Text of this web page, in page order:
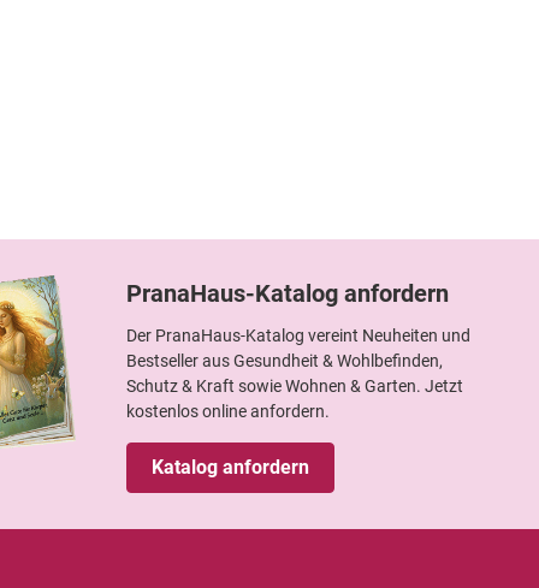
PranaHaus-Katalog anfordern
Der PranaHaus-Katalog vereint Neuheiten und
Bestseller aus Gesundheit & Wohlbefinden,
Schutz & Kraft sowie Wohnen & Garten. Jetzt
kostenlos online anfordern.
Katalog anfordern